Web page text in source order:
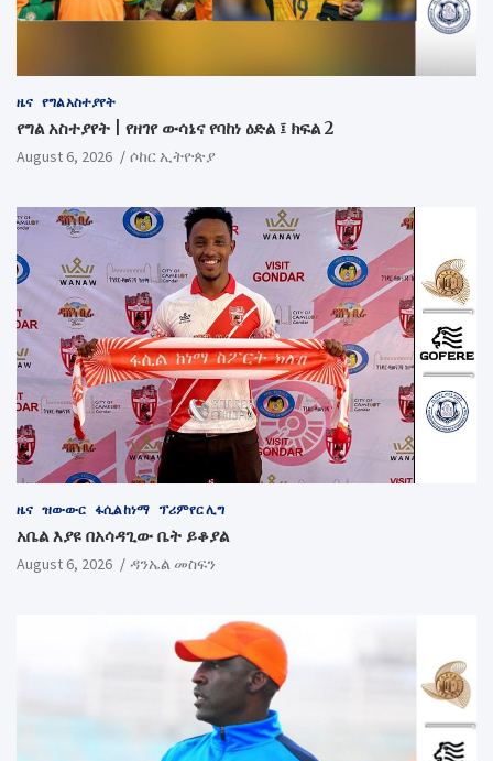
ዜና የግል አስተያየት
የግል አስተያየት | የዘገየ ውሳኔና የባከነ ዕድል ፤ ክፍል 2
August 6, 2026 ሶከር ኢትዮጵያ
ዜና ዝውውር ፋሲል ከነማ ፕሪምየር ሊግ
አቤል እያዩ በአሳዳጊው ቤት ይቆያል
August 6, 2026 ዳንኤል መስፍን